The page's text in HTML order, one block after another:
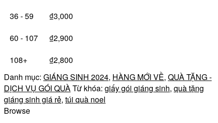
36 - 59
₫3,000
60 - 107
₫2,900
108+
₫2,800
Danh mục: GIÁNG SINH 2024, HÀNG MỚI VỀ, QUÀ TẶNG -
DỊCH VỤ GÓI QUÀTừ khóa: giấy gói giáng sinh, quà tặng
giáng sinh giá rẻ, túi quà noel
Browse